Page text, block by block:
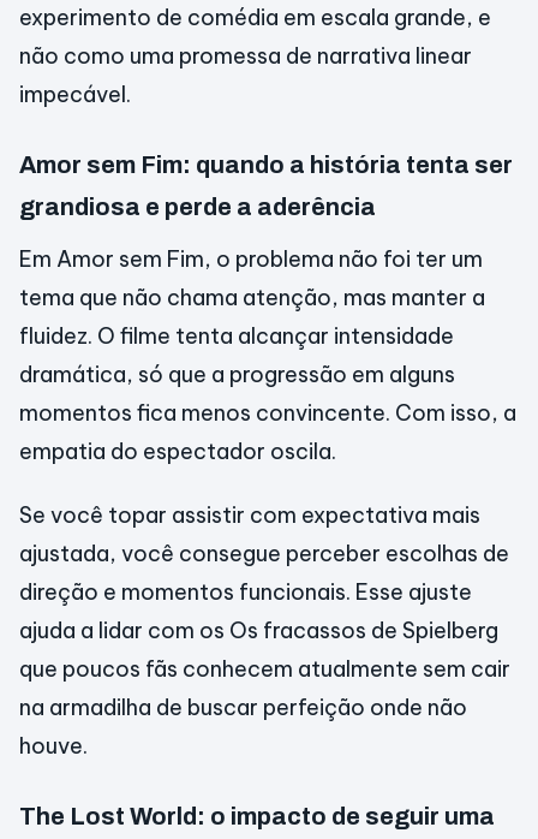
experimento de comédia em escala grande, e
não como uma promessa de narrativa linear
impecável.
Amor sem Fim: quando a história tenta ser
grandiosa e perde a aderência
Em Amor sem Fim, o problema não foi ter um
tema que não chama atenção, mas manter a
fluidez. O filme tenta alcançar intensidade
dramática, só que a progressão em alguns
momentos fica menos convincente. Com isso, a
empatia do espectador oscila.
Se você topar assistir com expectativa mais
ajustada, você consegue perceber escolhas de
direção e momentos funcionais. Esse ajuste
ajuda a lidar com os Os fracassos de Spielberg
que poucos fãs conhecem atualmente sem cair
na armadilha de buscar perfeição onde não
houve.
The Lost World: o impacto de seguir uma